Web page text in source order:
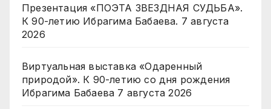
Презентация «ПОЭТА ЗВЕЗДНАЯ СУДЬБА».
К 90-летию Ибрагима Бабаева. 7 августа
2026
Виртуальная выставка «Одаренный
природой». К 90-летию со дня рождения
Ибрагима Бабаева 7 августа 2026